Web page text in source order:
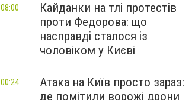
Кайданки на тлі протестів
проти Федорова: що
насправді сталося із
чоловіком у Києві
08:00
Атака на Київ просто зараз:
де помітили ворожі дрони
00:24